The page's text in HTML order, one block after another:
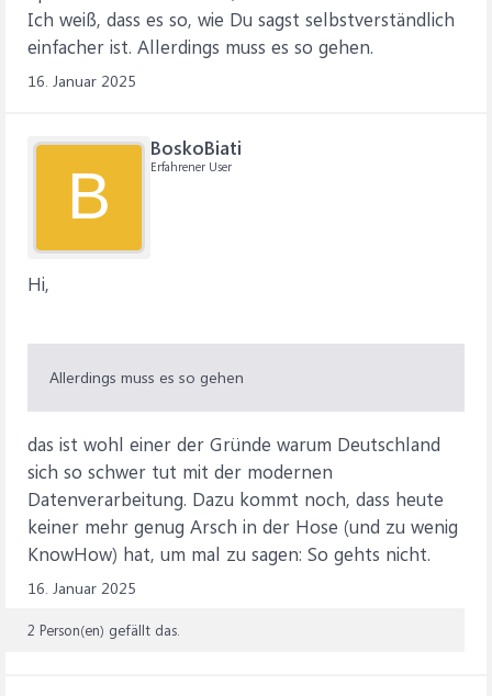
eingetragen
" werden sollen. Das ginge nur auf einem
Papier-Ausdruck.
Ein Design, welches zweispaltig arbeitet (links die
erstellen, dass sogar ich mit meinen verschütteten Excel-
Kenntissen das hinkriegen würde.
Ich weiß, dass es so, wie Du sagst selbstverständlich
einfacher ist. Allerdings muss es so gehen.
16. Januar 2025
B
BoskoBiati
Erfahrener User
Hi,
Allerdings muss es so gehen
das ist wohl einer der Gründe warum Deutschland
sich so schwer tut mit der modernen
Datenverarbeitung. Dazu kommt noch, dass heute
keiner mehr genug Arsch in der Hose (und zu wenig
KnowHow) hat, um mal zu sagen: So gehts nicht.
16. Januar 2025
2 Person(en) gefällt das.